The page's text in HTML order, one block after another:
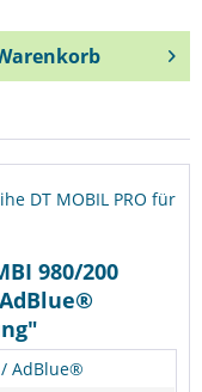
DT MOBIL PRO für
980/200
AdBlue®